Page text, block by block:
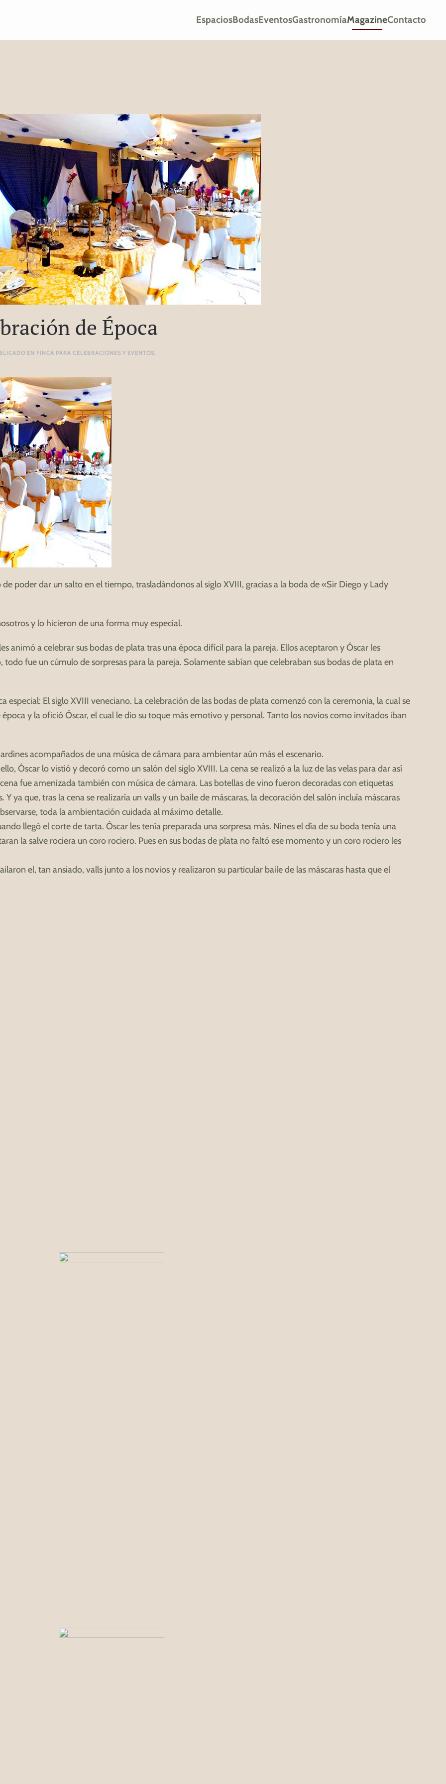
EspaciosBodasEventosGastronomíaMagazineContacto
de Época
EN FINCA PARA CELEBRACIONES Y EVENTOS.
poder dar un salto en el tiempo, trasladándonos al siglo XVIII, gracias a la boda de «Sir Diego y Lady
y lo hicieron de una forma muy especial.
animó a celebrar sus bodas de plata tras una época difícil para la pareja. Ellos aceptaron y Óscar les
fue un cúmulo de sorpresas para la pareja. Solamente sabían que celebraban sus bodas de plata en
especial: El siglo XVIII veneciano. La celebración de las bodas de plata comenzó con la ceremonia, la cual se
y la ofició Óscar, el cual le dio su toque más emotivo y personal. Tanto los novios como invitados iban
acompañados de una música de cámara para ambientar aún más el escenario.
Óscar lo vistió y decoró como un salón del siglo XVIII. La cena se realizó a la luz de las velas para dar así
fue amenizada también con música de cámara. Las botellas de vino fueron decoradas con etiquetas
ya que, tras la cena se realizaría un valls y un baile de máscaras, la decoración del salón incluía máscaras
toda la ambientación cuidada al máximo detalle.
llegó el corte de tarta. Óscar les tenía preparada una sorpresa más. Nines el día de su boda tenía una
la salve rociera un coro rociero. Pues en sus bodas de plata no faltó ese momento y un coro rociero les
el, tan ansiado, valls junto a los novios y realizaron su particular baile de las máscaras hasta que el